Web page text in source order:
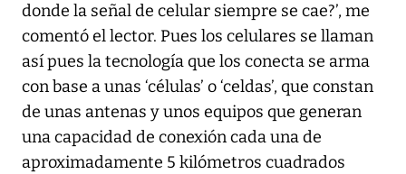
donde la señal de celular siempre se cae?’, me
comentó el lector. Pues los celulares se llaman
así pues la tecnología que los conecta se arma
con base a unas ‘células’ o ‘celdas’, que constan
de unas antenas y unos equipos que generan
una capacidad de conexión cada una de
aproximadamente 5 kilómetros cuadrados